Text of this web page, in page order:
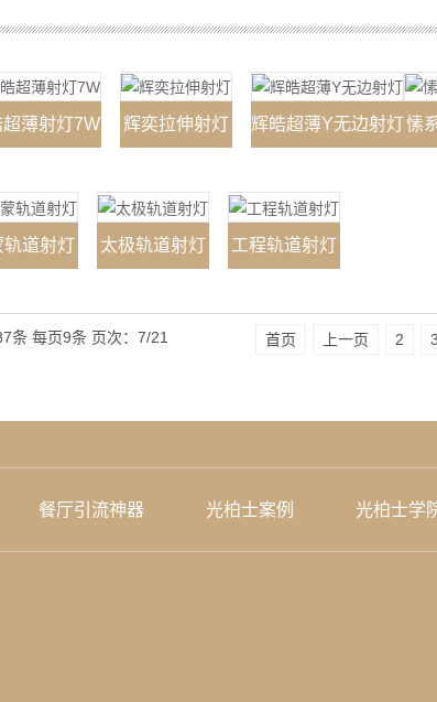
薄射灯7W 辉奕拉伸射灯 辉皓超薄Y无边射灯愫
轨道射灯 太极轨道射灯 工程轨道射灯
条 每页9条 页次：7/21 首页 上一页 2 3
餐厅引流神器 光柏士案例 光柏士学